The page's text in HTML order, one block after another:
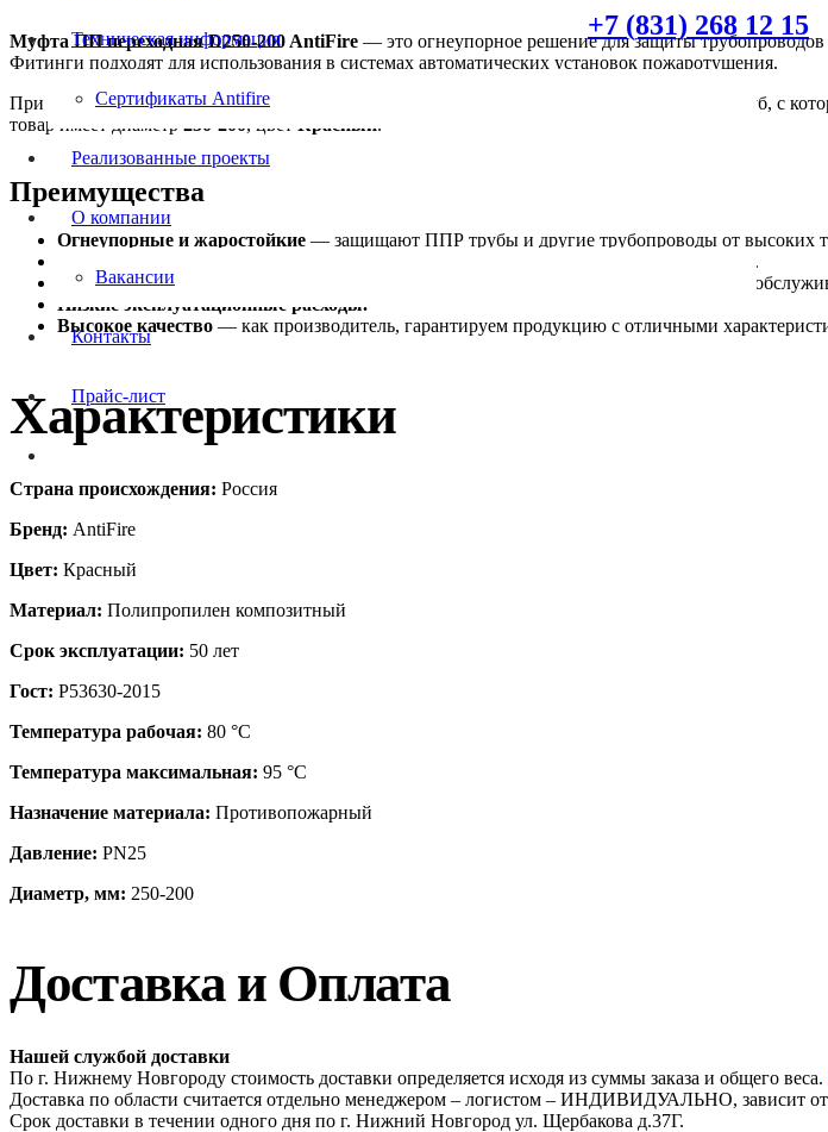
+7 (831) 268 12 15
Техническая информация
Сертификаты Antifire
Реализованные проекты
О компании
Вакансии
Контакты
Прайс-лист
Муфта ПП переходная D250-200 AntiFire — это огнеупорное решение для защиты трубопроводов
Фитинги подходят для использования в системах автоматических установок пожаротушения.
При выборе противопожарного фитинга для вашего проекта важно учитывать диаметр труб, с
товар имеет диаметр 250-200, цвет Красный.
Преимущества
Огнеупорные и жаростойкие — защищают ППР трубы и другие трубопроводы от высоких
— срок эксплуатации до 50 лет, обеспечивают долгосрочную защиту.
Лёгкость установки
— простой монтаж, эти фитинги не нуждаются в специальном
Низкие эксплуатационные расходы.
Высокое качество — как производитель, гарантируем продукцию с отличными
Характеристики
Страна происхождения: Россия
Бренд: AntiFire
Цвет: Красный
Материал: Полипропилен композитный
Срок эксплуатации: 50 лет
Гост: Р53630-2015
Температура рабочая: 80 °С
Температура максимальная: 95 °С
Назначение материала: Противопожарный
Давление: PN25
Диаметр, мм: 250-200
Доставка и Оплата
Нашей службой доставки
По г. Нижнему Новгороду стоимость доставки определяется исходя из суммы заказа и общего веса.
Доставка по области считается отдельно менеджером – логистом – ИНДИВИДУАЛЬНО, зависит от
Срок доставки в течении одного дня по г. Нижний Новгород ул. Щербакова д.37Г.